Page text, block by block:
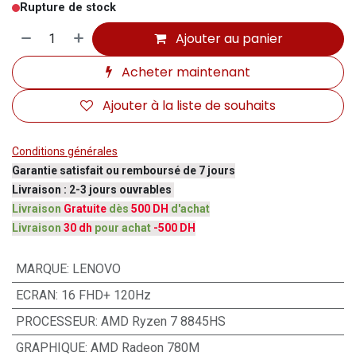
Rupture de stock
Ajouter au panier
Acheter maintenant
Ajouter à la liste de souhaits
Conditions générales
Garantie satisfait ou remboursé de 7 jours
Livraison : 2-3 jours ouvrables
Livraison Gratuite dès 500 DH d'achat
Livraison 30 dh pour achat -500 DH
MARQUE: LENOVO
ECRAN: 16 FHD+ 120Hz
PROCESSEUR: AMD Ryzen 7 8845HS
GRAPHIQUE: AMD Radeon 780M